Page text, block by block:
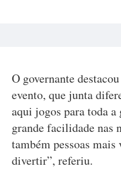
O governante
evento, que junta
aqui jogos para toda
grande facilidade nas
também pessoas mais
divertir”, referiu.